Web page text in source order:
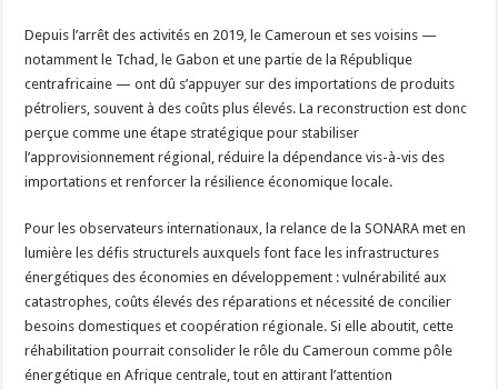
Depuis l’arrêt des activités en 2019, le Cameroun et ses voisins —
notamment le Tchad, le Gabon et une partie de la République
centrafricaine — ont dû s’appuyer sur des importations de produits
pétroliers, souvent à des coûts plus élevés. La reconstruction est donc
perçue comme une étape stratégique pour stabiliser
l’approvisionnement régional, réduire la dépendance vis-à-vis des
importations et renforcer la résilience économique locale.
Pour les observateurs internationaux, la relance de la SONARA met en
lumière les défis structurels auxquels font face les infrastructures
énergétiques des économies en développement : vulnérabilité aux
catastrophes, coûts élevés des réparations et nécessité de concilier
besoins domestiques et coopération régionale. Si elle aboutit, cette
réhabilitation pourrait consolider le rôle du Cameroun comme pôle
énergétique en Afrique centrale, tout en attirant l’attention